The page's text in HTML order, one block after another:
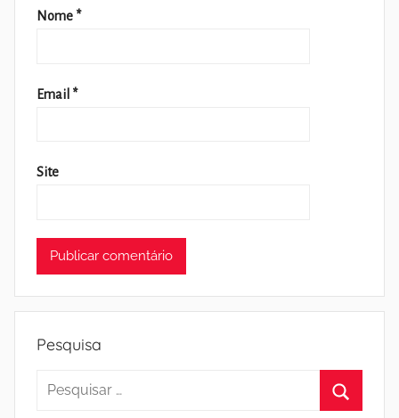
Nome *
Email *
Site
Pesquisa
Pesquisar